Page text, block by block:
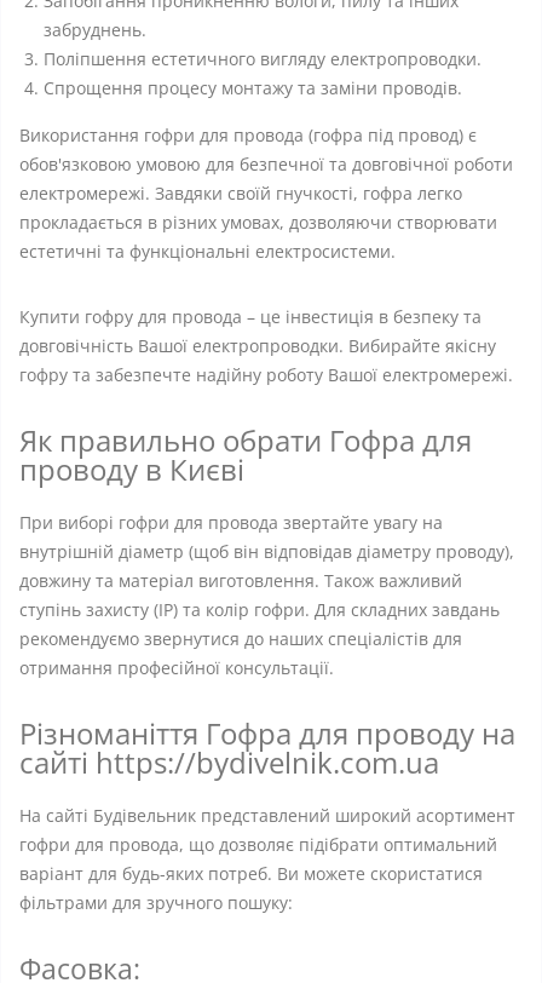
забруднень.
Поліпшення естетичного вигляду електропроводки.
Спрощення процесу монтажу та заміни проводів.
Використання гофри для провода (гофра під провод) є
обов'язковою умовою для безпечної та довговічної роботи
електромережі. Завдяки своїй гнучкості, гофра легко
прокладається в різних умовах, дозволяючи створювати
естетичні та функціональні електросистеми.
Купити гофру для провода – це інвестиція в безпеку та
довговічність Вашої електропроводки. Вибирайте якісну
гофру та забезпечте надійну роботу Вашої електромережі.
Як правильно обрати Гофра для
проводу в Києві
При виборі гофри для провода звертайте увагу на
внутрішній діаметр (щоб він відповідав діаметру проводу),
довжину та матеріал виготовлення. Також важливий
ступінь захисту (IP) та колір гофри. Для складних завдань
рекомендуємо звернутися до наших спеціалістів для
отримання професійної консультації.
Різноманіття Гофра для проводу на
сайті https://bydivelnik.com.ua
На сайті Будівельник представлений широкий асортимент
гофри для провода, що дозволяє підібрати оптимальний
варіант для будь-яких потреб. Ви можете скористатися
фільтрами для зручного пошуку:
Фасовка: